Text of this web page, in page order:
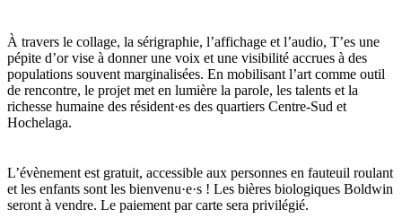
À travers le collage, la sérigraphie, l’affichage et l’audio, T’es une
pépite d’or vise à donner une voix et une visibilité accrues à des
populations souvent marginalisées. En mobilisant l’art comme outil
de rencontre, le projet met en lumière la parole, les talents et la
richesse humaine des résident·es des quartiers Centre-Sud et
Hochelaga.
L’évènement est gratuit, accessible aux personnes en fauteuil roulant
et les enfants sont les bienvenu·e·s ! Les bières biologiques Boldwin
seront à vendre. Le paiement par carte sera privilégié.